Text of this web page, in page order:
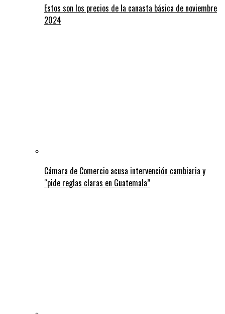
Estos son los precios de la canasta básica de noviembre
2024
Cámara de Comercio acusa intervención cambiaria y
“pide reglas claras en Guatemala”